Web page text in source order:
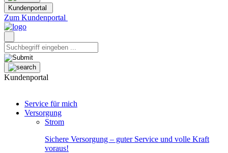
Kundenportal
Zum Kundenportal
Kundenportal
Service für mich
Versorgung
Strom
Sichere Versorgung – guter Service und volle Kraft
voraus!